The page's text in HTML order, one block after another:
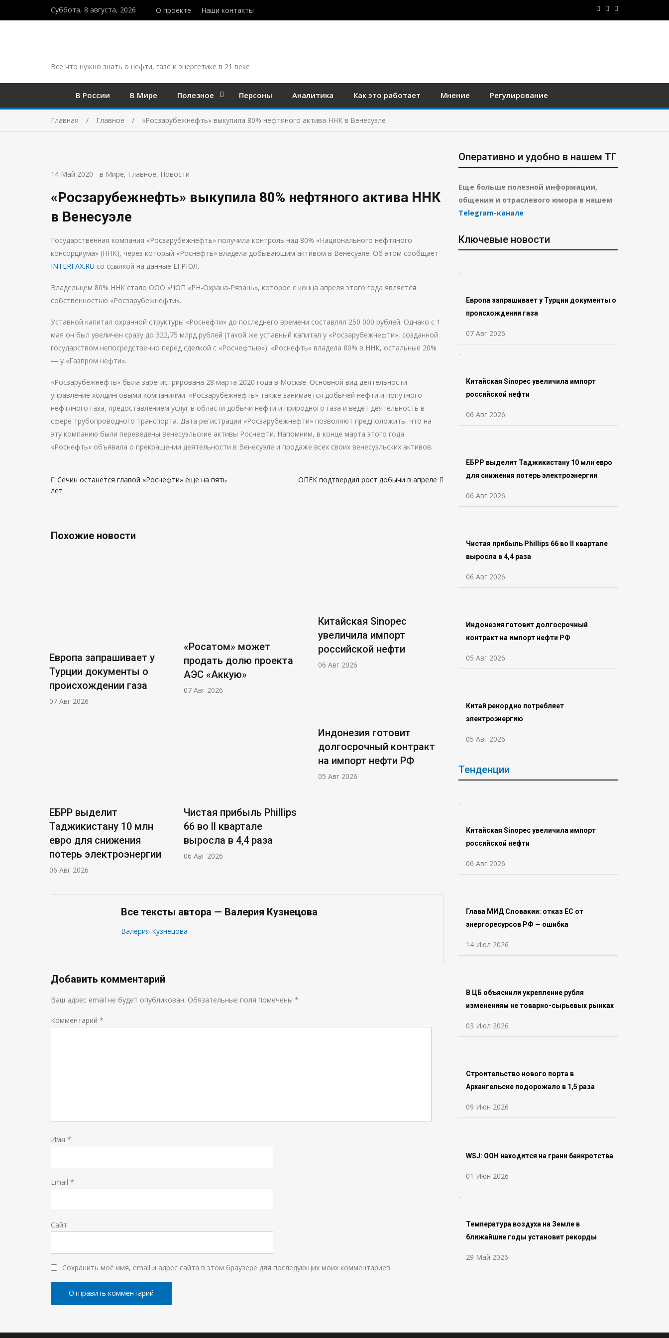
Суббота, 8 августа, 2026 О проекте Наши контакты
Все что нужно знать о нефти, газе и энергетике в 21 веке
В России В Мире Полезное Персоны Аналитика Как это работает Мнение Регулирование
Главная Главное «Росзарубежнефть» выкупила 80% нефтяного актива ННК в Венесуэле
14 Май 2020 - в Мире, Главное, Новости
«Росзарубежнефть» выкупила 80% нефтяного актива ННК
в Венесуэле
Государственная компания «Росзарубежнефть» получила контроль над 80% «Национального нефтяного
консорциума» (ННК), через который «Роснефть» владела добывающим активом в Венесуэле. Об этом сообщает
INTERFAX.RU со ссылкой на данные ЕГРЮЛ.
Владельцем 80% ННК стало ООО «ЧОП «РН-Охрана-Рязань», которое с конца апреля этого года является
собственностью «Росзарубежнефти».
Уставной капитал охранной структуры «Роснефти» до последнего времени составлял 250 000 рублей. Однако с 1
мая он был увеличен сразу до 322,75 млрд рублей (такой же уставный капитал у «Росзарубежнефти», созданной
государством непосредственно перед сделкой с «Роснефтью»). «Роснефть» владела 80% в ННК, остальные 20%
— у «Газпром нефти».
«Росзарубежнефть» была зарегистрирована 28 марта 2020 года в Москве. Основной вид деятельности —
управление холдинговыми компаниями. «Росзарубежнефть» также занимается добычей нефти и попутного
нефтяного газа, предоставлением услуг в области добычи нефти и природного газа и ведет деятельность в
сфере трубопроводного транспорта. Дата регистрации «Росзарубежнефти» позволяют предположить, что на
эту компанию были переведены венесуэльские активы Роснефти. Напомним, в конце марта этого года
«Роснефть» объявила о прекращении деятельности в Венесуэле и продаже всех своих венесуэльских активов.
поСечин останется главой «Роснефти» еще на пять
лет
ОПЕК подтвердил рост добычи в апреле
Похожие новости
Европа запрашивает у
Турции документы о
происхождении газа
07 Авг 2026
«Росатом» может
продать долю проекта
АЭС «Аккую»
07 Авг 2026
Китайская Sinopec
увеличила импорт
российской нефти
06 Авг 2026
ЕБРР выделит
Таджикистану 10 млн
евро для снижения
потерь электроэнергии
06 Авг 2026
Чистая прибыль Phillips
66 во ll квартале
выросла в 4,4 раза
06 Авг 2026
Индонезия готовит
долгосрочный контракт
на импорт нефти РФ
05 Авг 2026
Все тексты автора — Валерия Кузнецова
Валерия Кузнецова
Добавить комментарий
Ваш адрес email не будет опубликован. Обязательные поля помечены *
Комментарий *
Имя *
Email *
Сайт
Сохранить моё имя, email и адрес сайта в этом браузере для последующих моих комментариев.
Оперативно и удобно в нашем ТГ
Еще больше полезной информации,
общения и отраслевого юмора в нашем
Telegram-канале
Ключевые новости
Европа запрашивает у Турции документы о
происхождении газа
07 Авг 2026
Китайская Sinopec увеличила импорт
российской нефти
06 Авг 2026
ЕБРР выделит Таджикистану 10 млн евро
для снижения потерь электроэнергии
06 Авг 2026
Чистая прибыль Phillips 66 во ll квартале
выросла в 4,4 раза
06 Авг 2026
Индонезия готовит долгосрочный
контракт на импорт нефти РФ
05 Авг 2026
Китай рекордно потребляет
электроэнергию
05 Авг 2026
Тенденции
Китайская Sinopec увеличила импорт
российской нефти
06 Авг 2026
Глава МИД Словакии: отказ ЕС от
энергоресурсов РФ — ошибка
14 Июл 2026
В ЦБ объяснили укрепление рубля
изменениям не товарно-сырьевых рынках
03 Июл 2026
Строительство нового порта в
Архангельске подорожало в 1,5 раза
09 Июн 2026
WSJ: ООН находится на грани банкротства
01 Июн 2026
Температура воздуха на Земле в
ближайшие годы установит рекорды
29 Май 2026